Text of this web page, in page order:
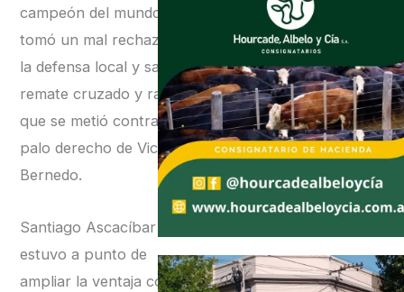
campeón del mundo
tomó un mal rechazo de
la defensa local y sacó un
remate cruzado y rasante
que se metió contra el
palo derecho de Vicente
Bernedo.
Santiago Ascacíbar
estuvo a punto de
ampliar la ventaja con